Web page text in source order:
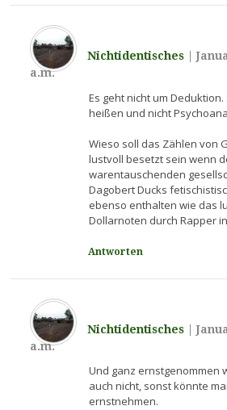
Nichtidentisches |
a.m.
Es geht nicht um
heißen und nicht
Wieso soll das Zählen von
lustvoll besetzt sein wenn
warentauschenden
Dagobert Ducks
ebenso enthalten wie das
Dollarnoten durch Rapper
Antworten
Nichtidentisches |
a.m.
Und ganz ernstgenommen
auch nicht, sonst könnte
ernstnehmen.